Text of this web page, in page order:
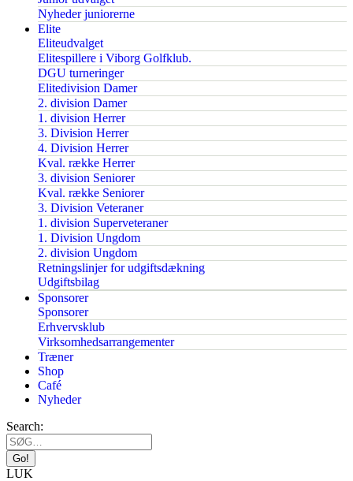
Nyheder juniorerne
Elite
Eliteudvalget
Elitespillere i Viborg Golfklub.
DGU turneringer
Elitedivision Damer
2. division Damer
1. division Herrer
3. Division Herrer
4. Division Herrer
Kval. række Herrer
3. division Seniorer
Kval. række Seniorer
3. Division Veteraner
1. division Superveteraner
1. Division Ungdom
2. division Ungdom
Retningslinjer for udgiftsdækning
Udgiftsbilag
Sponsorer
Sponsorer
Erhvervsklub
Virksomhedsarrangementer
Træner
Shop
Café
Nyheder
Search:
LUK